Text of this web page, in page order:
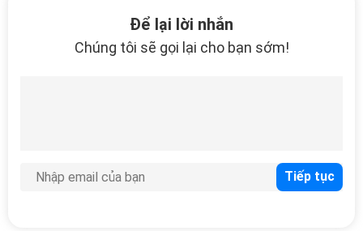
Để lại lời nhắn
Chúng tôi sẽ gọi lại cho bạn sớm!